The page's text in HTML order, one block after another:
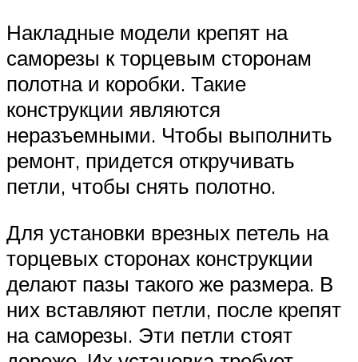
Накладные модели крепят на
саморезы к торцевым сторонам
полотна и коробки. Такие
конструкции являются
неразъемными. Чтобы выполнить
ремонт, придется откручивать
петли, чтобы снять полотно.
Для установки врезных петель на
торцевых сторонах конструкции
делают пазы такого же размера. В
них вставляют петли, после крепят
на саморезы. Эти петли стоят